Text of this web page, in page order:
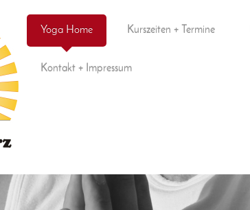
Yoga Home Kurszeiten + Termine
Kontakt + Impressum